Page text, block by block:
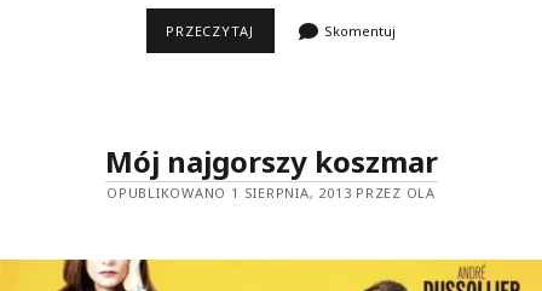
PRZECZYTAJ SIDONIE
O
BARDZO
KULTURALNYCH
Skomentuj
Mój najgorszy koszmar
OPUBLIKOWANO 1 SIERPNIA, 2013 PRZEZ OLA